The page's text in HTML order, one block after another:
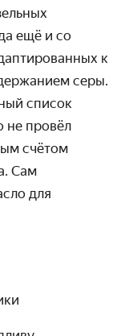
ещё и со
к
серы.
список
не провёл
счётом
Сам
для